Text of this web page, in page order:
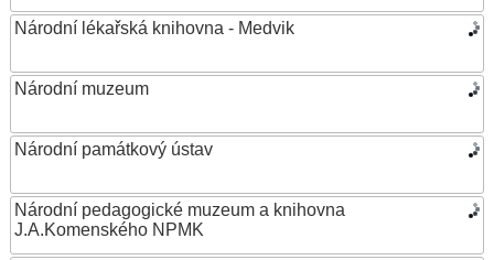
Národní lékařská knihovna - Medvik
Národní muzeum
Národní památkový ústav
Národní pedagogické muzeum a knihovna
J.A.Komenského NPMK